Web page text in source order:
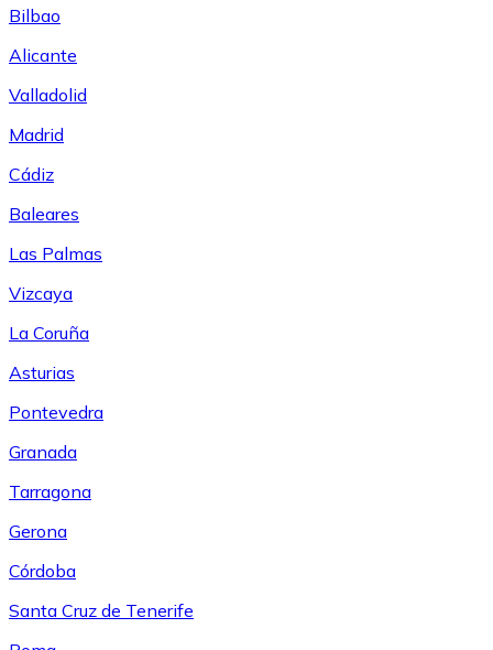
Bilbao
Alicante
Valladolid
Madrid
Cádiz
Baleares
Las Palmas
Vizcaya
La Coruña
Asturias
Pontevedra
Granada
Tarragona
Gerona
Córdoba
Santa Cruz de Tenerife